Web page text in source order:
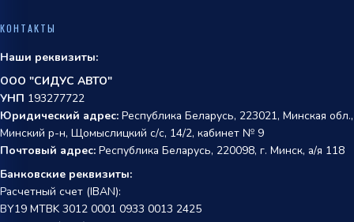
КОНТАКТЫ
Наши реквизиты:
ООО "СИДУС АВТО"
УНП 193277722
Юридический адрес: Республика Беларусь, 223021, Минская обл.,
Минский р-н, Щомыслицкий с/с, 14/2, кабинет № 9
Почтовый адрес: Республика Беларусь, 220098, г. Минск, а/я 118
Банковские реквизиты:
Расчетный счет (IBAN):
BY19 MTBK 3012 0001 0933 0013 2425